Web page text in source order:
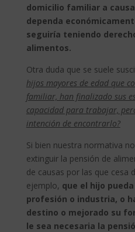
domicilio familiar a
dependa
seguiría teniendo
alimentos.
Otra duda que se suele
hijos mayores de edad que
familiar, han finalizado sus
capacidad para trabajar,
intención de encontrarlo?
Si bien nuestra normativa
extinguir la pensión de
de causas por las que cesa
ejemplo, que el hijo
profesión o industria, o
destino o mejorado su
le sea necesaria la